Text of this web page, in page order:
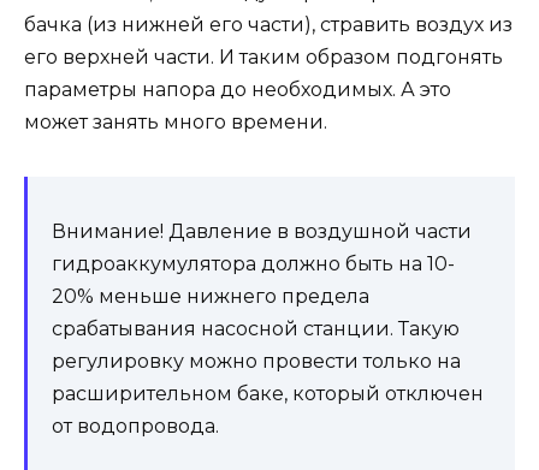
бачка (из нижней его части), стравить воздух из
его верхней части. И таким образом подгонять
параметры напора до необходимых. А это
может занять много времени.
Внимание! Давление в воздушной части
гидроаккумулятора должно быть на 10-
20% меньше нижнего предела
срабатывания насосной станции. Такую
регулировку можно провести только на
расширительном баке, который отключен
от водопровода.